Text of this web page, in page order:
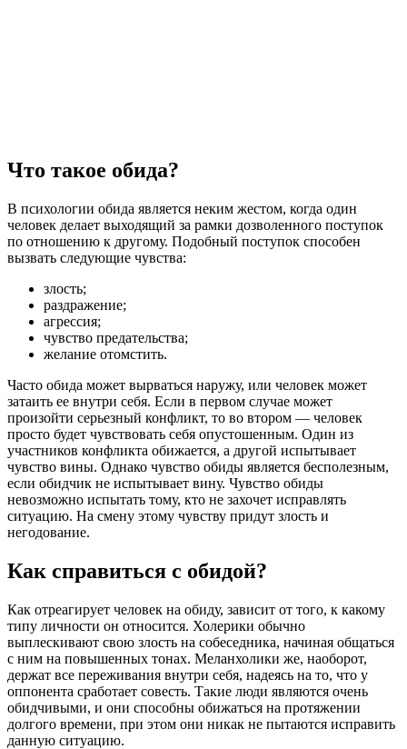
Что такое обида?
В психологии обида является неким жестом, когда один
человек делает выходящий за рамки дозволенного поступок
по отношению к другому. Подобный поступок способен
вызвать следующие чувства:
злость;
раздражение;
агрессия;
чувство предательства;
желание отомстить.
Часто обида может вырваться наружу, или человек может
затаить ее внутри себя. Если в первом случае может
произойти серьезный конфликт, то во втором — человек
просто будет чувствовать себя опустошенным. Один из
участников конфликта обижается, а другой испытывает
чувство вины. Однако чувство обиды является бесполезным,
если обидчик не испытывает вину. Чувство обиды
невозможно испытать тому, кто не захочет исправлять
ситуацию. На смену этому чувству придут злость и
негодование.
Как справиться с обидой?
Как отреагирует человек на обиду, зависит от того, к какому
типу личности он относится. Холерики обычно
выплескивают свою злость на собеседника, начиная общаться
с ним на повышенных тонах. Меланхолики же, наоборот,
держат все переживания внутри себя, надеясь на то, что у
оппонента сработает совесть. Такие люди являются очень
обидчивыми, и они способны обижаться на протяжении
долгого времени, при этом они никак не пытаются исправить
данную ситуацию.